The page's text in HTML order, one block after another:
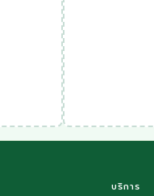
บริการ